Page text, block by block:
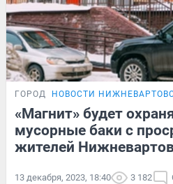
ГОРОД НОВОСТИ
«Магнит» будет
мусорные баки с
жителей
13 декабря, 2023, 18:40 3 182